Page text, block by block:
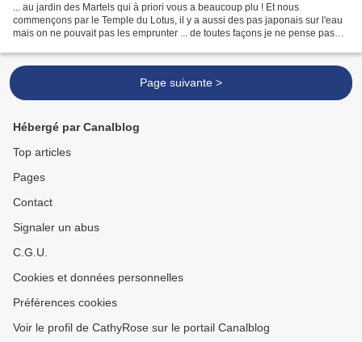
... au jardin des Martels qui à priori vous a beaucoup plu ! Et nous
commençons par le Temple du Lotus, il y a aussi des pas japonais sur l'eau
mais on ne pouvait pas les emprunter ... de toutes façons je ne pense pas
Page suivante >
Hébergé par Canalblog
Top articles
Pages
Contact
Signaler un abus
C.G.U.
Cookies et données personnelles
Préférences cookies
Voir le profil de CathyRose sur le portail Canalblog